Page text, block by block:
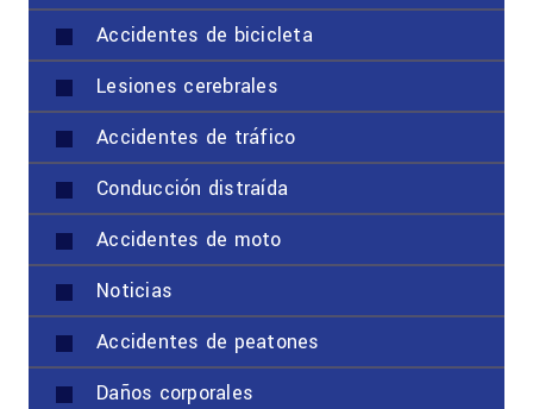
Accidentes de bicicleta
Lesiones cerebrales
Accidentes de tráfico
Conducción distraída
Accidentes de moto
Noticias
Accidentes de peatones
Daños corporales